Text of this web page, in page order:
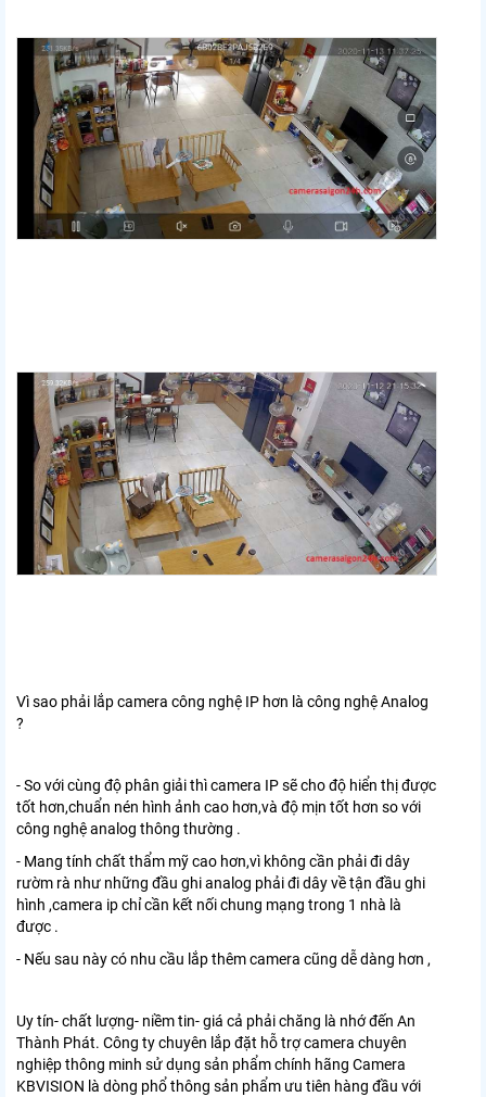
Vì sao phải lắp camera công nghệ IP hơn là công nghệ Analog
?
- So với cùng độ phân giải thì camera IP sẽ cho độ hiển thị được
tốt hơn,chuẩn nén hình ảnh cao hơn,và độ mịn tốt hơn so với
công nghệ analog thông thường .
- Mang tính chất thẩm mỹ cao hơn,vì không cần phải đi dây
rườm rà như những đầu ghi analog phải đi dây về tận đầu ghi
hình ,camera ip chỉ cần kết nối chung mạng trong 1 nhà là
được .
- Nếu sau này có nhu cầu lắp thêm camera cũng dễ dàng hơn ,
Uy tín- chất lượng- niềm tin- giá cả phải chăng là nhớ đến An
Thành Phát. Công ty chuyên lắp đặt hỗ trợ camera chuyên
nghiệp thông minh sử dụng sản phẩm chính hãng Camera
KBVISION là dòng phổ thông sản phẩm ưu tiên hàng đầu với